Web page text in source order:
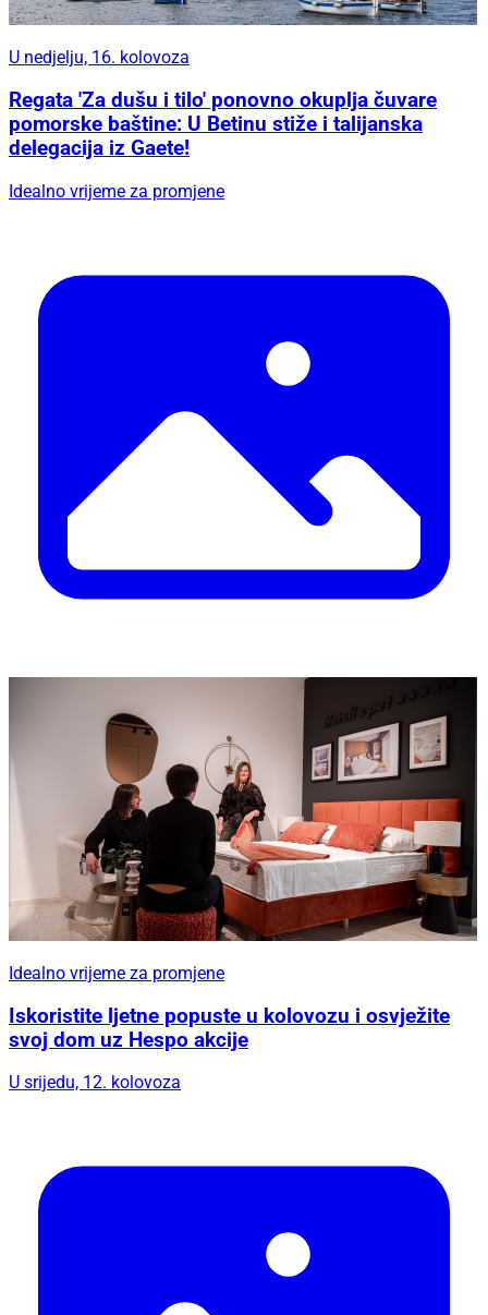
U nedjelju, 16. kolovoza
Regata 'Za dušu i tilo' ponovno okuplja čuvare
pomorske baštine: U Betinu stiže i talijanska
delegacija iz Gaete!
Idealno vrijeme za promjene
Idealno vrijeme za promjene
Iskoristite ljetne popuste u kolovozu i osvježite
svoj dom uz Hespo akcije
U srijedu, 12. kolovoza